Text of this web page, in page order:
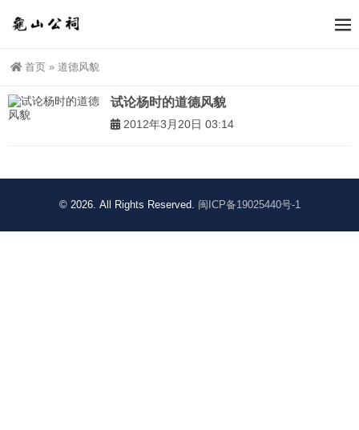
首页 » 道德风貌
试论杨时的道德风貌
2012年3月20日 03:14
© 2026. All Rights Reserved. 闽ICP备19025440号-1